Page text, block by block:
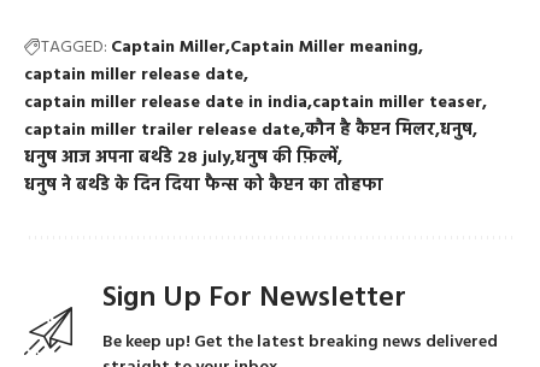
TAGGED: Captain Miller Captain Miller meaning
captain miller release date
captain miller release date in india captain miller teaser
captain miller trailer release dateकौन है कैप्टन मिलरधनुष
धनुष आज अपना बर्थडे 28 julyधनुष की फ़िल्में
धनुष ने बर्थडे के दिन दिया फैन्स को कैप्टन का तोहफा
Sign Up For Newsletter
Be keep up! Get the latest breaking news delivered